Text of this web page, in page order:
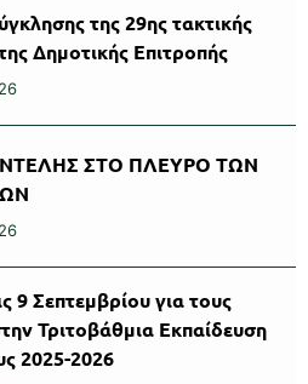
της 29ης τακτικής
Δημοτικής Επιτροπής
ΣΤΟ ΠΛΕΥΡΟ ΤΩΝ
9 Σεπτεμβρίου για τους
Τριτοβάθμια Εκπαίδευση
2025-2026